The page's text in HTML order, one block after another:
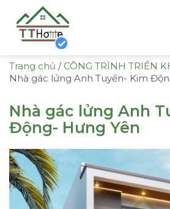
Trang chủ / CÔNG TRÌNH TRIỂN
Nhà gác lửng Anh Tuyển- Kim
Nhà gác lửng Anh
Động- Hưng Yên